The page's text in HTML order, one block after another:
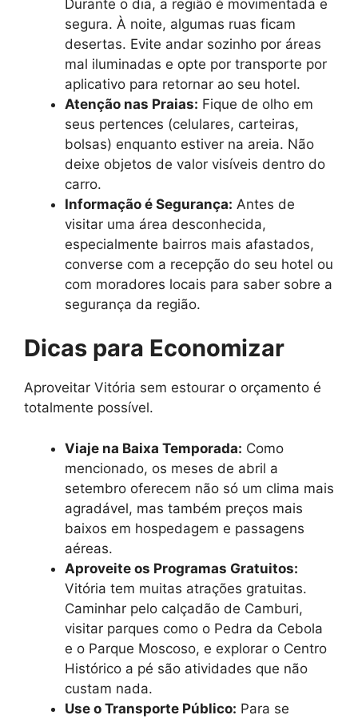
Durante o dia, a região é movimentada e
segura. À noite, algumas ruas ficam
desertas. Evite andar sozinho por áreas
mal iluminadas e opte por transporte por
aplicativo para retornar ao seu hotel.
Atenção nas Praias: Fique de olho em
seus pertences (celulares, carteiras,
bolsas) enquanto estiver na areia. Não
deixe objetos de valor visíveis dentro do
carro.
Informação é Segurança: Antes de
visitar uma área desconhecida,
especialmente bairros mais afastados,
converse com a recepção do seu hotel ou
com moradores locais para saber sobre a
segurança da região.
Dicas para Economizar
Aproveitar Vitória sem estourar o orçamento é
totalmente possível.
Viaje na Baixa Temporada: Como
mencionado, os meses de abril a
setembro oferecem não só um clima mais
agradável, mas também preços mais
baixos em hospedagem e passagens
aéreas.
Aproveite os Programas Gratuitos:
Vitória tem muitas atrações gratuitas.
Caminhar pelo calçadão de Camburi,
visitar parques como o Pedra da Cebola
e o Parque Moscoso, e explorar o Centro
Histórico a pé são atividades que não
custam nada.
Use o Transporte Público: Para se